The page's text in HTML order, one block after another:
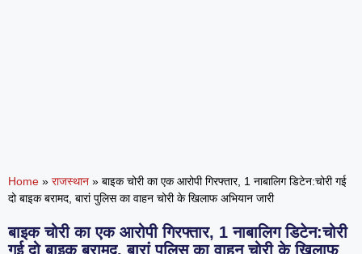
Home » राजस्थान » बाइक चोरी का एक आरोपी गिरफ्तार, 1 नाबालिग डिटेन:चोरी गई
दो बाइक बरामद, बारां पुलिस का वाहन चोरी के खिलाफ अभियान जारी
बाइक चोरी का एक आरोपी गिरफ्तार, 1 नाबालिग डिटेन:चोरी
गई दो बाइक बरामद, बारां पुलिस का वाहन चोरी के खिलाफ